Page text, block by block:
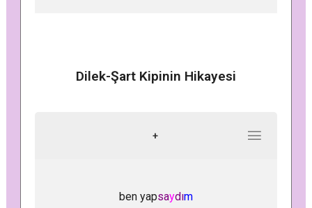
Dilek-Şart Kipinin Hikayesi
+
ben yapsaydım